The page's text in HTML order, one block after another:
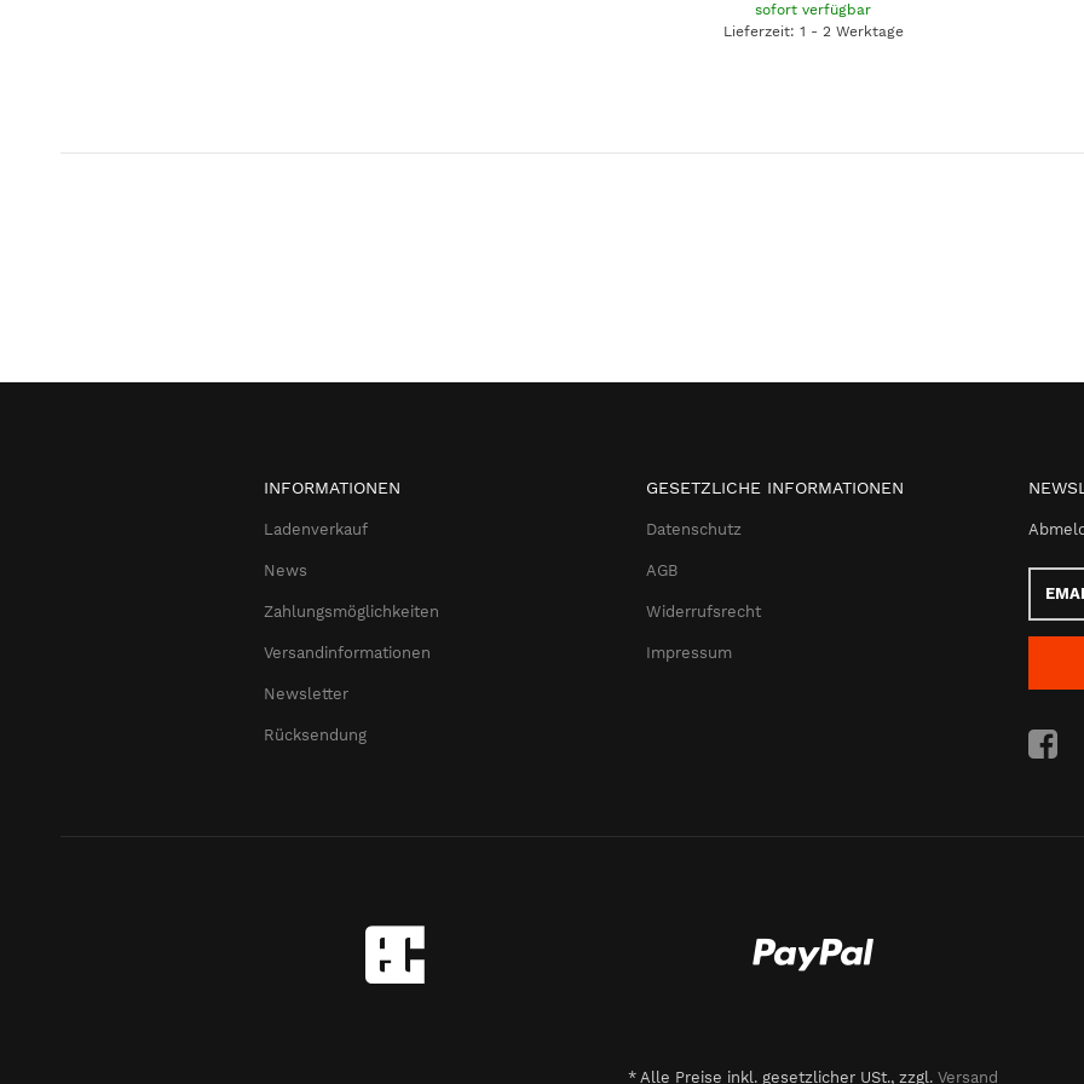
sofort verfügbar
Lieferzeit: 1 - 2 Werktage
INFORMATIONEN
Ladenverkauf
News
Zahlungsmöglichkeiten
Versandinformationen
Newsletter
Rücksendung
GESETZLICHE INFORMATIONEN
Datenschutz
AGB
Widerrufsrecht
Impressum
Email-
* Alle Preise inkl. gesetzlicher USt., zzgl. Versand